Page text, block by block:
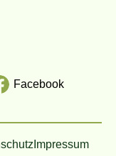
Facebook
Impressum